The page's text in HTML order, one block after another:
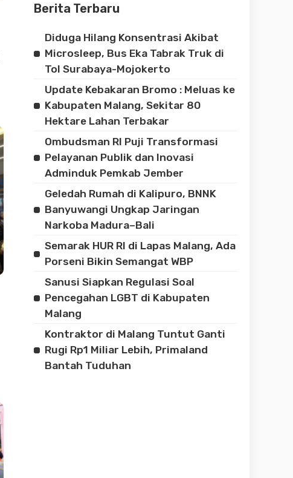
Berita Terbaru
Diduga Hilang Konsentrasi Akibat
Microsleep, Bus Eka Tabrak Truk di
Tol Surabaya-Mojokerto
Update Kebakaran Bromo : Meluas ke
Kabupaten Malang, Sekitar 80
Hektare Lahan Terbakar
Ombudsman RI Puji Transformasi
Pelayanan Publik dan Inovasi
Adminduk Pemkab Jember
Geledah Rumah di Kalipuro, BNNK
Banyuwangi Ungkap Jaringan
Narkoba Madura–Bali
Semarak HUR RI di Lapas Malang, Ada
Porseni Bikin Semangat WBP
Sanusi Siapkan Regulasi Soal
Pencegahan LGBT di Kabupaten
Malang
Kontraktor di Malang Tuntut Ganti
Rugi Rp1 Miliar Lebih, Primaland
Bantah Tuduhan